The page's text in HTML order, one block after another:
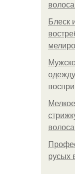
Блеск
русых